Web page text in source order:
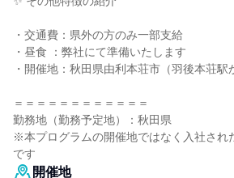
・交通費：県外の方のみ一部支給
・昼食 ：弊社にて準備いたします
・開催地：秋田県由利本荘市（羽後本荘駅
＝＝＝＝＝＝＝＝＝＝＝＝
勤務地（勤務予定地）：秋田県
※本プログラムの開催地ではなく入社され
です
開催地